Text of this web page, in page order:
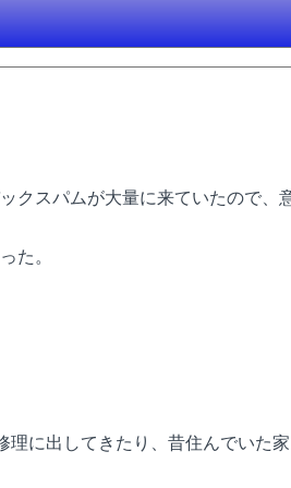
スパムが大量に来ていたので、
た。
に出してきたり、昔住んでいた家